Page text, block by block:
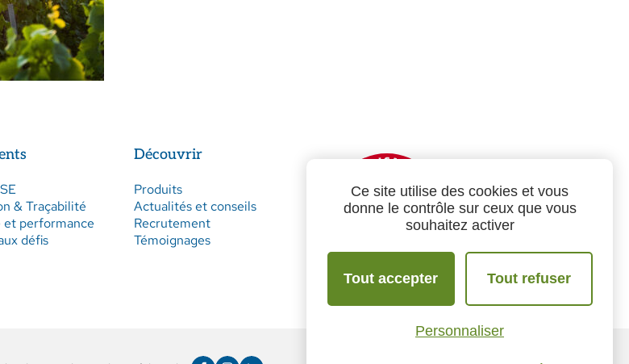
& Traçabilité
et performance
défis
Découvrir
Produits
Actualités et conseils
Recrutement
Témoignages
Ce site utilise des cookies et vous
donne le contrôle sur ceux que vous
souhaitez activer
Tout accepter Tout refuser
Personnaliser